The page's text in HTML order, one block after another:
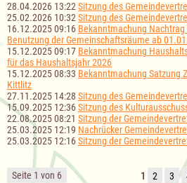
28.04.2026 13:22 Sitzung des
25.02.2026 10:32 Sitzung des
16.12.2025 09:16 Bekanntmachung
Benutzung der Gemeinschaftsräume ab
15.12.2025 09:17 Bekanntmachung
für das Haushaltsjahr 2026
15.12.2025 08:33 Bekanntmachung Satzung
Kittlitz
27.11.2025 14:28 Sitzung des
15.09.2025 12:36Sitzung des
22.08.2025 08:21 Sitzung der
25.03.2025 12:19 Nachrücker
25.03.2025 12:16Sitzung der
Seite 1 von 6 1 2 3